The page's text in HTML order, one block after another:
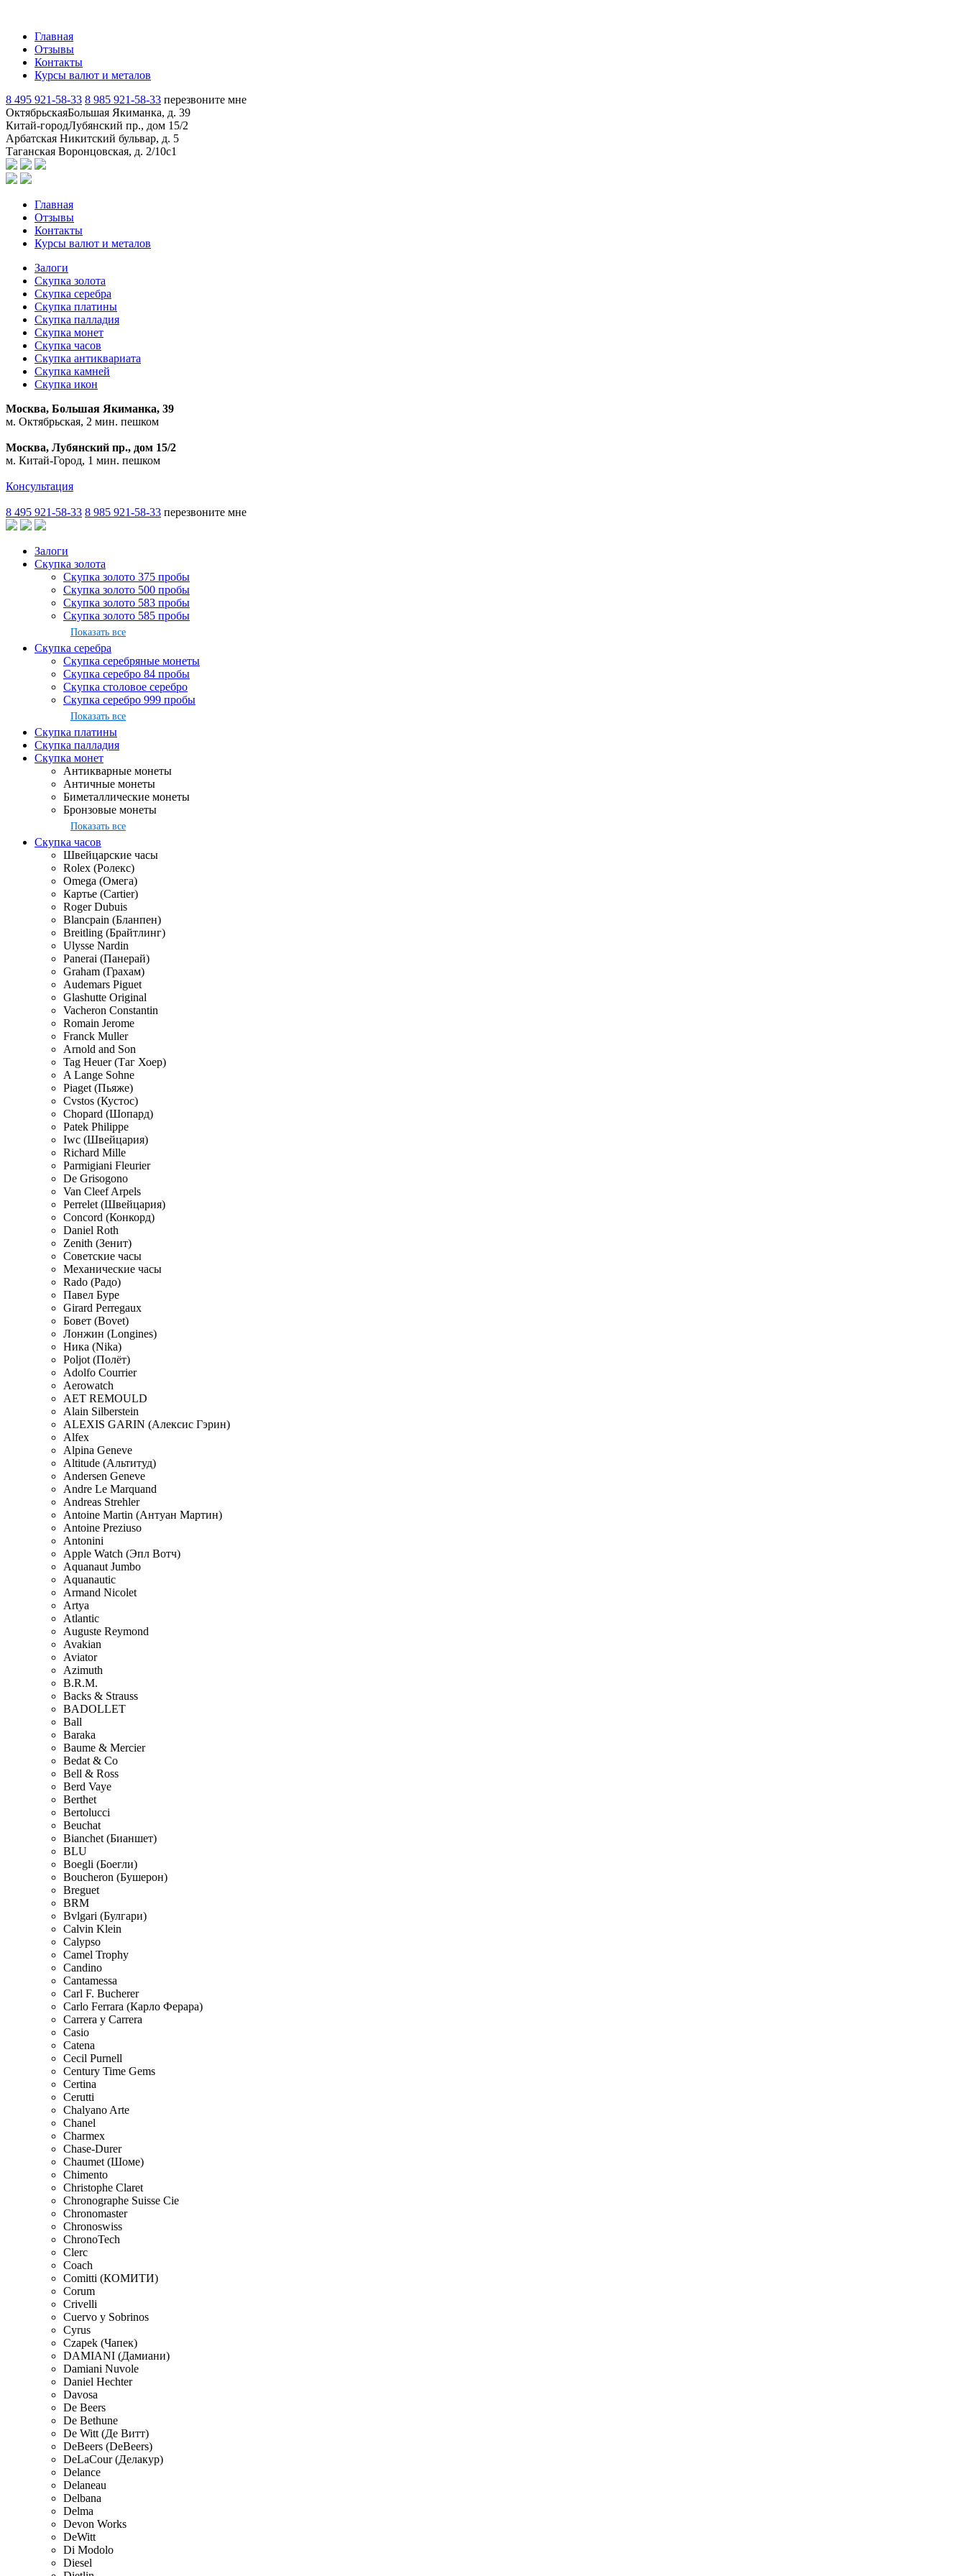
Главная
Отзывы
Контакты
Курсы валют и металов
8 495 921-58-33 8 985 921-58-33 перезвоните мне
ОктябрьскаяБольшая Якиманка, д. 39
Китай-городЛубянский пр., дом 15/2
Арбатская Никитский бульвар, д. 5
Таганская Воронцовская, д. 2/10с1
Главная
Отзывы
Контакты
Курсы валют и металов
Залоги
Скупка золота
Скупка серебра
Скупка платины
Скупка палладия
Скупка монет
Скупка часов
Скупка антиквариата
Скупка камней
Скупка икон
Москва, Большая Якиманка, 39
м. Октябрьская, 2 мин. пешком
Москва, Лубянский пр., дом 15/2
м. Китай-Город, 1 мин. пешком
Консультация
8 495 921-58-33 8 985 921-58-33 перезвоните мне
Залоги
Скупка золота
Скупка золото 375 пробы
Скупка золото 500 пробы
Скупка золото 583 пробы
Скупка золото 585 пробы
Показать все
Скупка серебра
Скупка серебряные монеты
Скупка серебро 84 пробы
Скупка столовое серебро
Скупка серебро 999 пробы
Показать все
Скупка платины
Скупка палладия
Скупка монет
Антикварные монеты
Античные монеты
Биметаллические монеты
Бронзовые монеты
Показать все
Скупка часов
Швейцарские часы
Rolex (Ролекс)
Omega (Омега)
Картье (Cartier)
Roger Dubuis
Blancpain (Бланпен)
Breitling (Брайтлинг)
Ulysse Nardin
Panerai (Панерай)
Graham (Грахам)
Audemars Piguet
Glashutte Original
Vacheron Constantin
Romain Jerome
Franck Muller
Arnold and Son
Tag Heuer (Таг Хоер)
A Lange Sohne
Piaget (Пьяже)
Cvstos (Кустос)
Chopard (Шопард)
Patek Philippe
Iwc (Швейцария)
Richard Mille
Parmigiani Fleurier
De Grisogono
Van Cleef Arpels
Perrelet (Швейцария)
Concord (Конкорд)
Daniel Roth
Zenith (Зенит)
Советские часы
Механические часы
Rado (Радо)
Павел Буре
Girard Perregaux
Бовет (Bovet)
Лонжин (Longines)
Ника (Nika)
Poljot (Полёт)
Adolfo Courrier
Aerowatch
AET REMOULD
Alain Silberstein
ALEXIS GARIN (Алексис Гэрин)
Alfex
Alpina Geneve
Altitude (Альтитуд)
Andersen Geneve
Andre Le Marquand
Andreas Strehler
Antoine Martin (Антуан Мартин)
Antoine Preziuso
Antonini
Apple Watch (Эпл Вотч)
Aquanaut Jumbo
Aquanautic
Armand Nicolet
Artya
Atlantic
Auguste Reymond
Avakian
Aviator
Azimuth
B.R.M.
Backs & Strauss
BADOLLET
Ball
Baraka
Baume & Mercier
Bedat & Co
Bell & Ross
Berd Vaye
Berthet
Bertolucci
Beuchat
Bianchet (Бианшет)
BLU
Boegli (Боегли)
Boucheron (Бушерон)
Breguet
BRM
Bvlgari (Булгари)
Calvin Klein
Calypso
Camel Trophy
Candino
Cantamessa
Carl F. Bucherer
Carlo Ferrara (Карло Ферара)
Carrera y Carrera
Casio
Catena
Cecil Purnell
Century Time Gems
Certina
Cerutti
Chalyano Arte
Chanel
Charmex
Chase-Durer
Chaumet (Шоме)
Chimento
Christophe Claret
Chronographe Suisse Cie
Chronomaster
Chronoswiss
ChronoTech
Clerc
Coach
Comitti (КОМИТИ)
Corum
Crivelli
Cuervo y Sobrinos
Cyrus
Czapek (Чапек)
DAMIANI (Дамиани)
Damiani Nuvole
Daniel Hechter
Davosa
De Beers
De Bethune
De Witt (Де Витт)
DeBeers (DeBeers)
DeLaCour (Делакур)
Delance
Delaneau
Delbana
Delma
Devon Works
DeWitt
Di Modolo
Diesel